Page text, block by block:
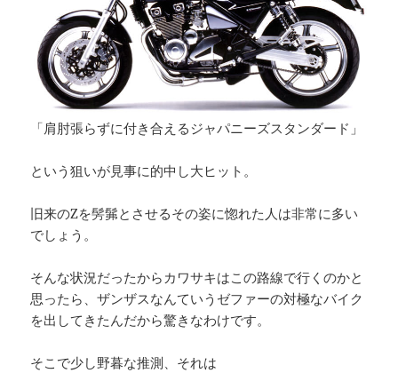
「肩肘張らずに付き合えるジャパニーズスタンダード」
という狙いが見事に的中し大ヒット。
旧来のZを髣髴とさせるその姿に惚れた人は非常に多い
でしょう。
そんな状況だったからカワサキはこの路線で行くのかと
思ったら、ザンザスなんていうゼファーの対極なバイク
を出してきたんだから驚きなわけです。
そこで少し野暮な推測、それは